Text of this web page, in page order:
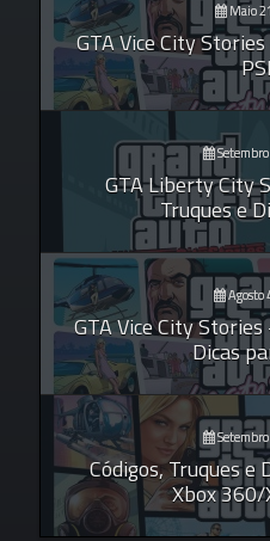
Maio
GTA Vice City
GTA Liberty City
Truques e
Agosto
GTA Vice City
Dicas
Códigos, Truques e
Xbox 360/